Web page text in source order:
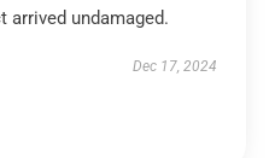
arrived undamaged.
Dec 17, 2024